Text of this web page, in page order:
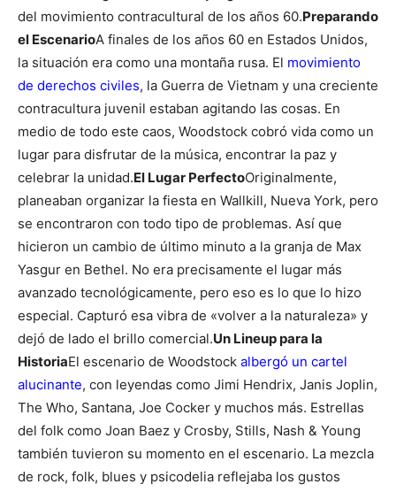
del movimiento contracultural de los años 60.Preparando
el EscenarioA finales de los años 60 en Estados Unidos,
la situación era como una montaña rusa. El movimiento
de derechos civiles, la Guerra de Vietnam y una creciente
contracultura juvenil estaban agitando las cosas. En
medio de todo este caos, Woodstock cobró vida como un
lugar para disfrutar de la música, encontrar la paz y
celebrar la unidad.El Lugar PerfectoOriginalmente,
planeaban organizar la fiesta en Wallkill, Nueva York, pero
se encontraron con todo tipo de problemas. Así que
hicieron un cambio de último minuto a la granja de Max
Yasgur en Bethel. No era precisamente el lugar más
avanzado tecnológicamente, pero eso es lo que lo hizo
especial. Capturó esa vibra de «volver a la naturaleza» y
dejó de lado el brillo comercial.Un Lineup para la
HistoriaEl escenario de Woodstock albergó un cartel
alucinante, con leyendas como Jimi Hendrix, Janis Joplin,
The Who, Santana, Joe Cocker y muchos más. Estrellas
del folk como Joan Baez y Crosby, Stills, Nash & Young
también tuvieron su momento en el escenario. La mezcla
de rock, folk, blues y psicodelia reflejaba los gustos